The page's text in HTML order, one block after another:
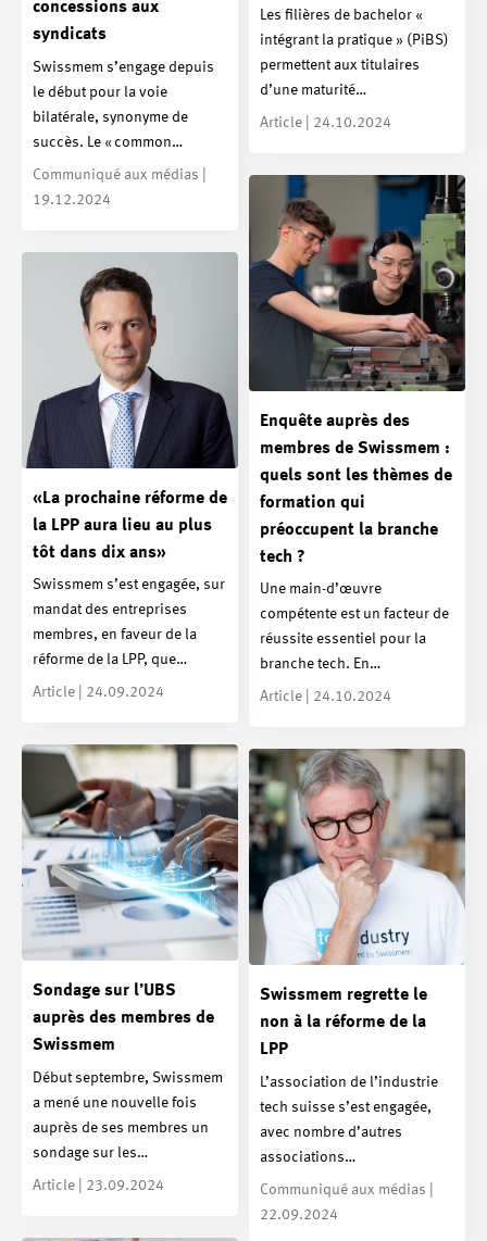
concessions aux
syndicats
Swissmem s’engage depuis
le début pour la voie
bilatérale, synonyme de
succès. Le « common…
Communiqué aux médias |
19.12.2024
Les filières de bachelor «
intégrant la pratique » (PiBS)
permettent aux titulaires
d’une maturité…
Article | 24.10.2024
Enquête auprès des
membres de Swissmem :
quels sont les thèmes de
formation qui
préoccupent la branche
tech ?
Une main-d’œuvre
compétente est un facteur de
réussite essentiel pour la
branche tech. En…
Article | 24.10.2024
«La prochaine réforme de
la LPP aura lieu au plus
tôt dans dix ans»
Swissmem s’est engagée, sur
mandat des entreprises
membres, en faveur de la
réforme de la LPP, que…
Article | 24.09.2024
Sondage sur l’UBS
auprès des membres de
Swissmem
Début septembre, Swissmem
a mené une nouvelle fois
auprès de ses membres un
sondage sur les…
Article | 23.09.2024
Swissmem regrette le
non à la réforme de la
LPP
L’association de l’industrie
tech suisse s’est engagée,
avec nombre d’autres
associations…
Communiqué aux médias |
22.09.2024